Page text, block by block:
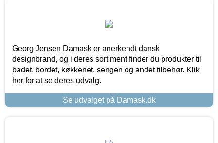
Georg Jensen Damask er anerkendt dansk
designbrand, og i deres sortiment finder du produkter til
badet, bordet, køkkenet, sengen og andet tilbehør. Klik
her for at se deres udvalg.
Se udvalget på Damask.dk